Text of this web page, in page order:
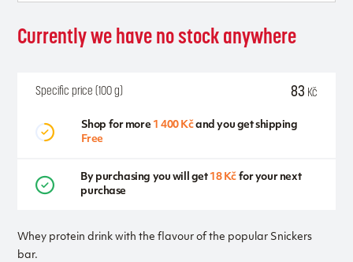
Whey protein drink with the flavour of the popular Snickers
bar.
Currently we have no stock anywhere
Specific price (100 g) 83 Kč
Shop for more 1 400 Kčand you get shipping
Free
By purchasing you will get 18 Kč for your next
purchase